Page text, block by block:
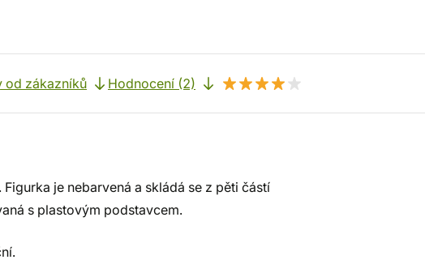
od zákazníků Hodnocení (2)
je nebarvená a skládá se z pěti částí
s plastovým podstavcem.